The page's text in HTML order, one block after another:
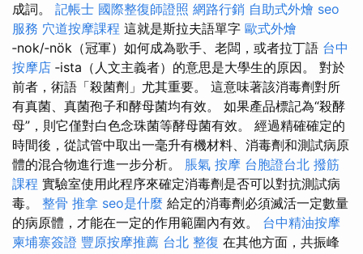
成詞。 記帳士 國際整復師證照 網路行銷 自助式外燴 seo
服務 穴道按摩課程 這就是斯拉夫語單字 歐式外燴
‑nok/‑nök（冠軍）如何成為歌手、老闆，或者拉丁語 台中
按摩店 ‑ista（人文主義者）的意思是大學生的原因。 對於
前者，術語「殺菌劑」尤其重要。 這意味著該消毒劑對所
有真菌、真菌孢子和酵母菌均有效。 如果產品標記為“殺酵
母”，則它僅對白色念珠菌等酵母菌有效。 經過精確確定的
時間後，從試管中取出一毫升有機材料、消毒劑和測試病原
體的混合物進行進一步分析。 脹氣 按摩 台胞證台北 撥筋
課程 實驗室使用此程序來確定消毒劑是否可以對抗測試病
毒。 整骨 推拿 seo是什麼 給定的消毒劑必須滅活一定數量
的病原體，才能在一定的作用範圍內有效。 台中精油按摩
柬埔寨簽證 豐原按摩推薦 台北 整復 在其他方面，共振峰